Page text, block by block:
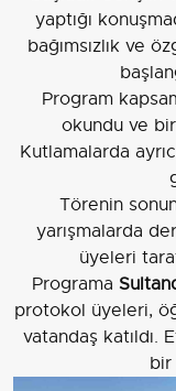
yaptığı
bağımsızlık ve
Program
okundu ve bir
Kutlamalarda
Törenin
yarışmalarda
üyeleri
Programa
protokol üyeleri,
vatandaş katıldı.
bir